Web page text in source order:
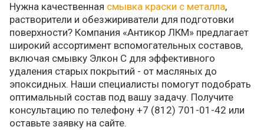
Нужна качественная смывка краски с металла,
растворители и обезжириватели для подготовки
поверхности? Компания «Антикор ЛКМ» предлагает
широкий ассортимент вспомогательных составов,
включая смывку Элкон С для эффективного
удаления старых покрытий - от масляных до
эпоксидных. Наши специалисты помогут подобрать
оптимальный состав под вашу задачу. Получите
консультацию по телефону +7 (812) 701-01-42 или
оставьте заявку на сайте.